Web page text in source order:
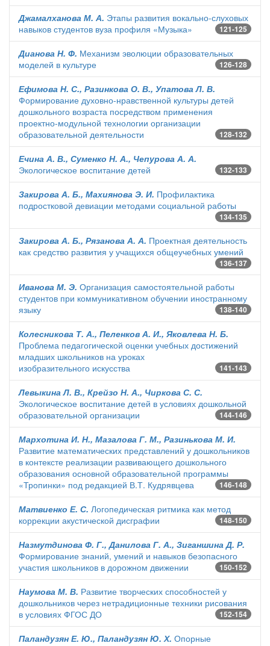
Джамалханова М. А. Этапы развития вокально-слуховых
навыков студентов вуза профиля «Музыка»
121-125
Дианова Н. Ф. Механизм эволюции образовательных
моделей в культуре
126-128
Ефимова Н. С., Разинкова О. В., Упатова Л. В.
Формирование духовно-нравственной культуры детей
дошкольного возраста посредством применения
проектно-модульной технологии организации
образовательной деятельности
128-132
Ечина А. В., Суменко Н. А., Чепурова А. А.
Экологическое воспитание детей
132-133
Закирова А. Б., Махиянова Э. И. Профилактика
подростковой девиации методами социальной работы
134-135
Закирова А. Б., Рязанова А. А. Проектная деятельность
как средство развития у учащихся общеучебных умений
136-137
Иванова М. Э. Организация самостоятельной работы
студентов при коммуникативном обучении иностранному
языку
138-140
Колесникова Т. А., Пеленков А. И., Яковлева Н. Б.
Проблема педагогической оценки учебных достижений
младших школьников на уроках
изобразительного искусства
141-143
Левыкина Л. В., Крейзо Н. А., Чиркова С. С.
Экологическое воспитание детей в условиях дошкольной
образовательной организации
144-146
Мархотина И. Н., Мазалова Г. М., Разинькова М. И.
Развитие математических представлений у дошкольников
в контексте реализации развивающего дошкольного
образования основной образовательной программы
«Тропинки» под редакцией В.Т. Кудрявцева
146-148
Матвиенко Е. С. Логопедическая ритмика как метод
коррекции акустической дисграфии
148-150
Назмутдинова Ф. Г., Данилова Г. А., Зиганшина Д. Р.
Формирование знаний, умений и навыков безопасного
участия школьников в дорожном движении
150-152
Наумова М. В. Развитие творческих способностей у
дошкольников через нетрадиционные техники рисования
в условиях ФГОС ДО
152-154
Паландузян Е. Ю., Паландузян Ю. Х. Опорные